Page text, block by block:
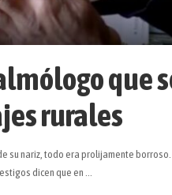
que
rurales
su nariz, todo era prolijamente
dicen que en ...